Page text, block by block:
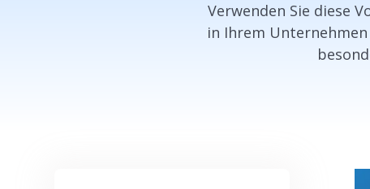
Verwenden Sie diese
in Ihrem